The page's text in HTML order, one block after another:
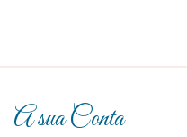
A sua Conta